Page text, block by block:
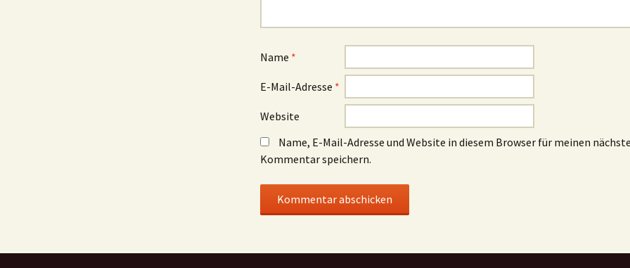
Name *
E-Mail-Adresse *
Website
Name, E-Mail-Adresse und Website in diesem Browser für meinen
Kommentar speichern.